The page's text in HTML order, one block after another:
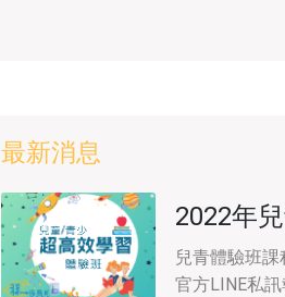
最新消息
2022年
兒青體驗班
官方LINE私